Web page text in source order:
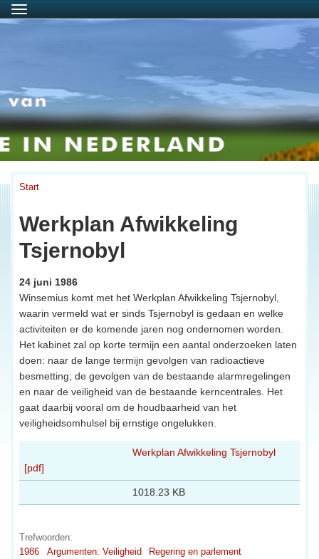
Menu
Start
Werkplan Afwikkeling
Tsjernobyl
24 juni 1986
Winsemius komt met het Werkplan Afwikkeling Tsjernobyl,
waarin vermeld wat er sinds Tsjernobyl is gedaan en welke
activiteiten er de komende jaren nog ondernomen worden.
Het kabinet zal op korte termijn een aantal onderzoeken laten
doen: naar de lange termijn gevolgen van radioactieve
besmetting; de gevolgen van de bestaande alarmregelingen
en naar de veiligheid van de bestaande kerncentrales. Het
gaat daarbij vooral om de houdbaarheid van het
veiligheidsomhulsel bij ernstige ongelukken.
Werkplan Afwikkeling Tsjernobyl
[pdf]
1018.23 KB
Trefwoorden:
1986
Argumenten: Veiligheid Regering en parlement